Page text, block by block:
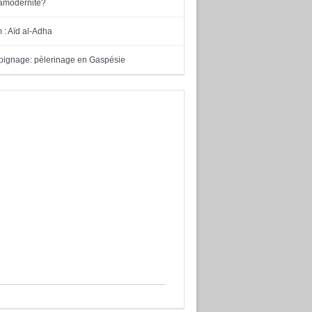
: Aïd al-Adha
pèlerinage en Gaspésie